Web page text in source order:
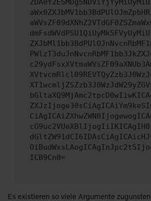
ICB9Cn0=
Es existieren so viele Argumente